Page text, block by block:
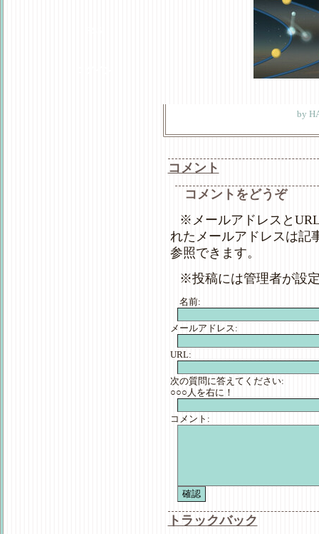
by
コメント
コメントをどうぞ
※メールアドレスと
れたメールアドレスは記
参照できます。
※投稿には管理者が設
名前:
メールアドレス:
URL:
次の質問に答えてください:
○○○人を右に！
コメント:
トラックバック